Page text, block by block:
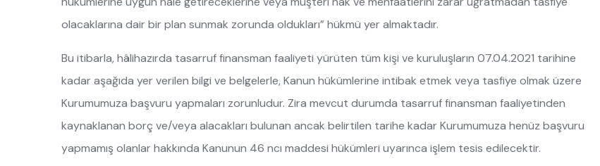
olacaklarına dair bir plan sunmak zorunda oldukları” hükmü yer almaktadır.
Bu itibarla, hâlihazırda tasarruf finansman faaliyeti yürüten tüm kişi ve kuruluşların 07.04.2021 tarihine
kadar aşağıda yer verilen bilgi ve belgelerle, Kanun hükümlerine intibak etmek veya tasfiye olmak üzere
Kurumumuza başvuru yapmaları zorunludur. Zira mevcut durumda tasarruf finansman faaliyetinden
kaynaklanan borç ve/veya alacakları bulunan ancak belirtilen tarihe kadar Kurumumuza henüz başvuru
yapmamış olanlar hakkında Kanunun 46 ncı maddesi hükümleri uyarınca işlem tesis edilecektir.